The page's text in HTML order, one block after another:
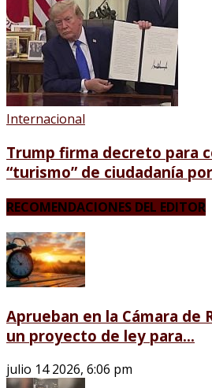
Internacional
Trump firma decreto para
“turismo” de ciudadanía
RECOMENDACIONES DEL EDITOR
Aprueban en la Cámara de
un proyecto de ley para...
julio 14 2026, 6:06 pm